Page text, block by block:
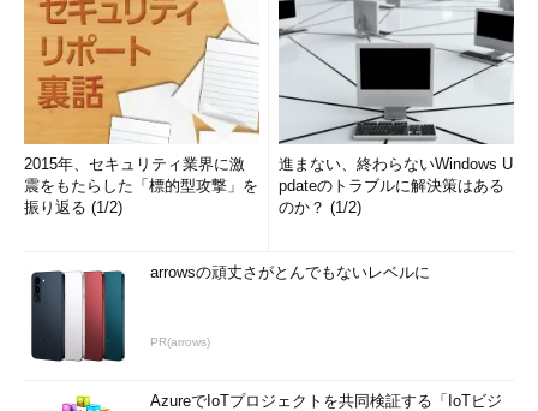
2015年、セキュリティ業界に激
震をもたらした「標的型攻撃」を
振り返る (1/2)
進まない、終わらないWindows U
pdateのトラブルに解決策はある
のか？ (1/2)
arrowsの頑丈さがとんでもないレベルに
PR(arrows)
AzureでIoTプロジェクトを共同検証する「IoTビジ